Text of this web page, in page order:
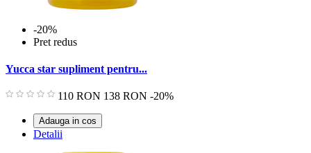
-20%
Pret redus
Yucca star supliment pentru...
110 RON Pret
138 RON -20%Pret
Adauga in cos
Detalii